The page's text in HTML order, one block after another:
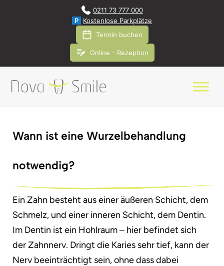
0211 73 777 000
P
Kostenlose Parkplätze
Termin buchen
Online - Rezeption
Wann ist eine Wurzelbehandlung
notwendig?
Ein Zahn besteht aus einer äußeren Schicht, dem
Schmelz, und einer inneren Schicht, dem Dentin.
Im Dentin ist ein Hohlraum – hier befindet sich
der Zahnnerv. Dringt die Karies sehr tief, kann der
Nerv beeinträchtigt sein, ohne dass dabei